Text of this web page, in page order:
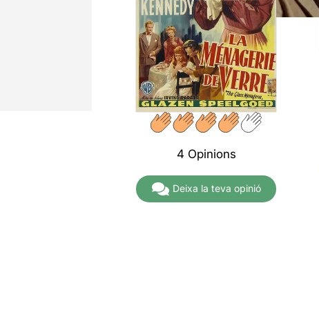
4 Opinions
Deixa la teva opinió